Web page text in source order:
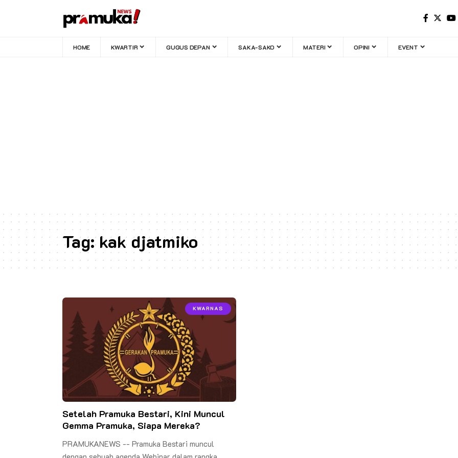
HOME KWARTIR GUGUS DEPAN SAKA-SAKO MATERI OPINI EVENT
Tag:kak djatmiko
KWARNAS
Setelah Pramuka Bestari, Kini Muncul
Gemma Pramuka, Siapa Mereka?
PRAMUKANEWS -- Pramuka Bestari muncul